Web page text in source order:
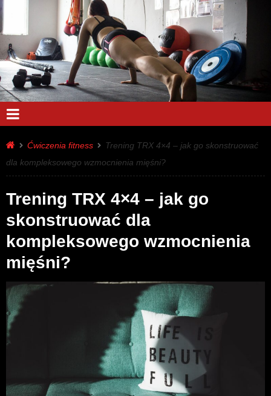
Ćwiczenia fitness
Trening TRX 4×4 – jak go skonstruować
dla kompleksowego wzmocnienia mięśni?
Trening TRX 4×4 – jak go
skonstruować dla
kompleksowego wzmocnienia
mięśni?